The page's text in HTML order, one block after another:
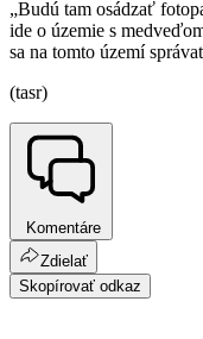
„Budú tam osádzať
ide o územie s
sa na tomto území
(tasr)
Komentáre
Zdielať
Skopírovať odkaz